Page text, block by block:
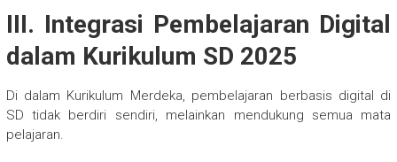
III. Integrasi Pembelajaran Digital
dalam Kurikulum SD 2025
Di dalam Kurikulum Merdeka, pembelajaran berbasis digital di
SD tidak berdiri sendiri, melainkan mendukung semua mata
pelajaran.